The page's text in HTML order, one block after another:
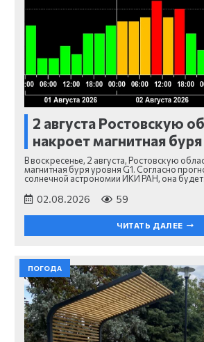
2 августа Ростовскую
накроет магнитная буря
В воскресенье, 2 августа, Ростовскую
магнитная буря уровня G1. Согласно
солнечной астрономии ИКИ РАН, она
02.08.2026 59
ЧИТАТЬ ДАЛЕЕ
ПОГОДА